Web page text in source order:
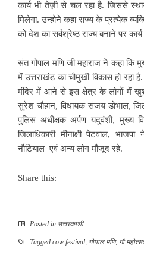
कार्य भी तेज़ी से चल रहा है. जिससे
मिलेगा. उन्होने कहा राज्य के प्रत्येक
को देश का सर्वश्रेष्ठ राज्य बनाने पर कार्य
संत गोपाल मणि जी महाराज ने कहा कि
में उत्तराखंड का चौमुखी विकास हो रहा
मंदिर में आने से इस क्षेत्र के लोगों में
सुरेश चौहान, विधायक संजय डोभाल,
पुलिस अधीक्षक अर्पण यदुवंशी, मुख्य
जिलाधिकारी मीनाक्षी पेटवाल,
नौटियाल एवं अन्य लोग मौजूद रहे.
Share this:
Posted in उत्तरकाशी
Tagged cow festival, गोपाल मणि, गौ